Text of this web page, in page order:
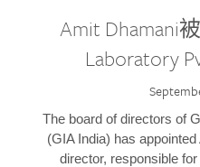
Amit Dhamani
Laboratory
The board of directors of
(GIA India) has
director, responsible